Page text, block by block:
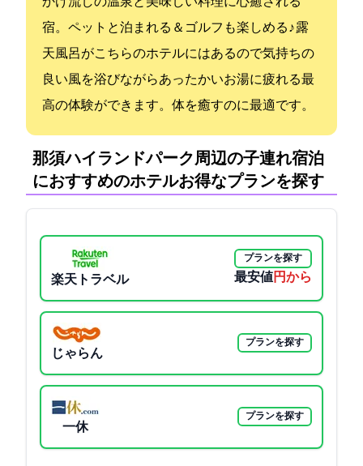
宿。ペットと泊まれる＆ゴルフも楽しめる♪ 露
天風呂がこちらのホテルにはあるので気持ちの
良い風を浴びながらあったかいお湯に疲れる最
高の体験ができます。体を癒すのに最適です。
那須ハイランドパーク周辺の子連れ宿泊
におすすめのホテル:お得なプランを探す
楽天トラベル
プランを探す
最安値7900円から
じゃらん
プランを探す
一休
プランを探す